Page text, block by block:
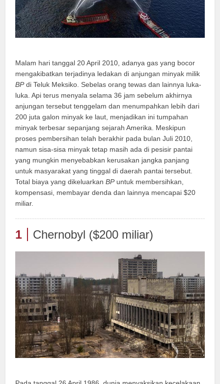
Malam hari tanggal 20 April 2010, adanya gas yang bocor
mengakibatkan terjadinya ledakan di anjungan minyak milik
BPdi Teluk Meksiko. Sebelas orang tewas dan lainnya luka-
luka. Api terus menyala selama 36 jam sebelum akhirnya
anjungan tersebut tenggelam dan menumpahkan lebih dari
200 juta galon minyak ke laut, menjadikan ini tumpahan
minyak terbesar sepanjang sejarah Amerika. Meskipun
proses pembersihan telah berakhir pada bulan Juli 2010,
namun sisa-sisa minyak tetap masih ada di pesisir pantai
yang mungkin menyebabkan kerusakan jangka panjang
untuk masyarakat yang tinggal di daerah pantai tersebut.
Total biaya yang dikeluarkanBPuntuk membersihkan,
kompensasi, membayar denda dan lainnya mencapai $20
miliar.
1 Chernobyl ($200 miliar)